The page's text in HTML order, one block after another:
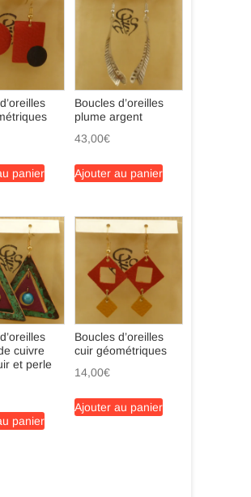
panier
Boucles d’oreilles
plume argent
43,00€
Ajouter au panier
cuivre
et perle
panier
Boucles d’oreilles
cuir géométriques
14,00€
Ajouter au panier